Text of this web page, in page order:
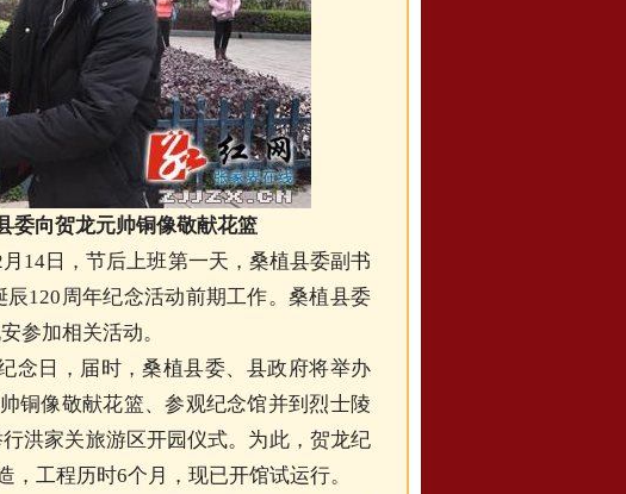
委向贺龙元帅铜像敬献花篮
日，节后上班第一天，桑植县委副书
120周年纪念活动前期工作。桑植县委
参加相关活动。
日，届时，桑植县委、县政府将举办
铜像敬献花篮、参观纪念馆并到烈士陵
洪家关旅游区开园仪式。为此，贺龙纪
工程历时6个月，现已开馆试运行。